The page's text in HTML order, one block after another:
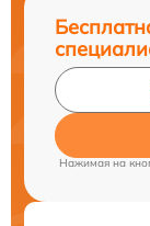
Нажимая на